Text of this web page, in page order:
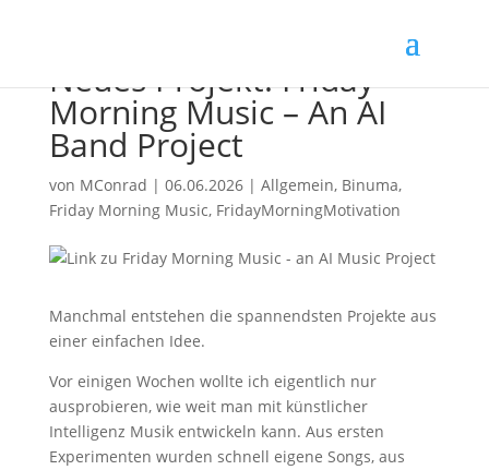
Neues Projekt: Friday
Morning Music – An AI
Band Project
von MConrad | 06.06.2026| Allgemein, Binuma,
Friday Morning Music, FridayMorningMotivation
Manchmal entstehen die spannendsten Projekte aus
einer einfachen Idee.
Vor einigen Wochen wollte ich eigentlich nur
ausprobieren, wie weit man mit künstlicher
Intelligenz Musik entwickeln kann. Aus ersten
Experimenten wurden schnell eigene Songs, aus